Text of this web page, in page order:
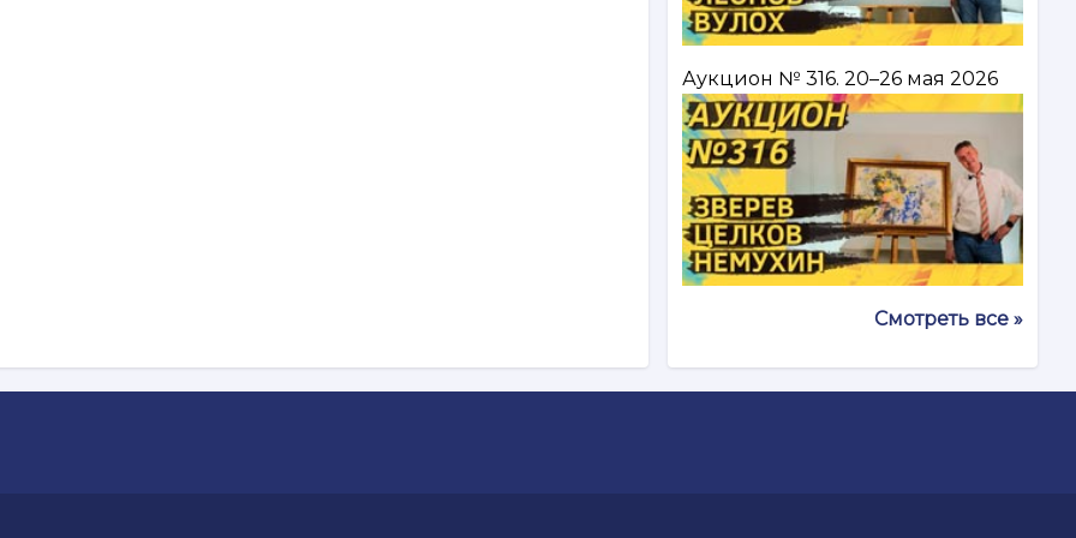
Аукцион № 316. 20–26 мая 2026
Смотреть все »